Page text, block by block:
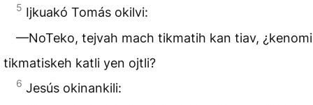
5 Ijkuakó Tomás okilvi:
—NoTeko, tejvah mach tikmatih kan tiav, ¿kenomi
tikmatiskeh katli yen ojtli?
6 Jesús okinankili: